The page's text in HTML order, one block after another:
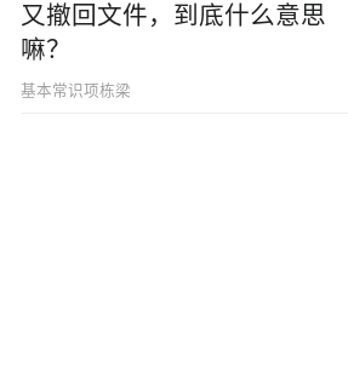
又撤回文件，到底什么意思
嘛？
基本常识项栋梁